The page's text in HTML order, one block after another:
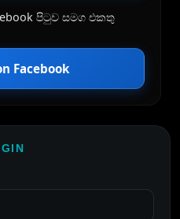
පිටුව සමග එකතු
Facebook